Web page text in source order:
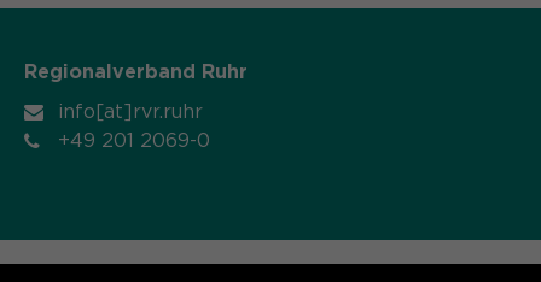
Regionalverband Ruhr
info[at]rvr.ruhr
+49 201 2069-0